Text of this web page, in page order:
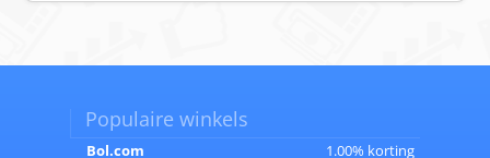
Populaire winkels
Bol.com
1.00% korting